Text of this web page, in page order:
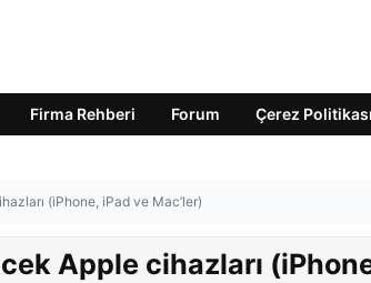
Firma Rehberi Forum Çerez Politikası
(iPhone, iPad ve Mac’ler)
Apple cihazları